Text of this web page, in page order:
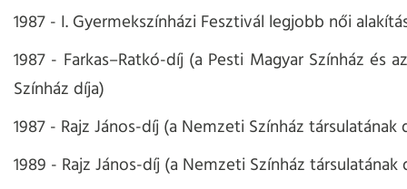
1987 - I. Gyermekszínházi Fesztivál legjobb női
1987 - Farkas–Ratkó-díj (a Pesti Magyar Színház és
Színház díja)
1987 - Rajz János-díj (a Nemzeti Színház társulatának
1989 - Rajz János-díj (a Nemzeti Színház társulatának